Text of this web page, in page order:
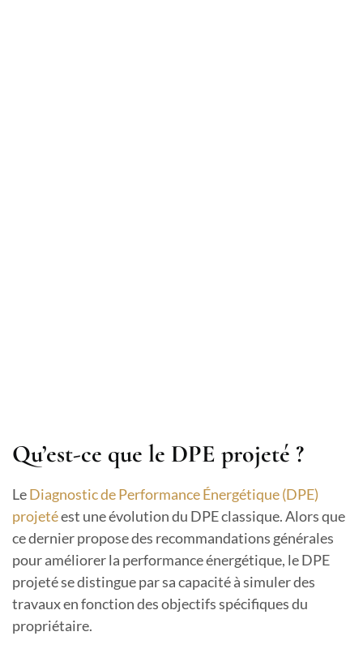
Qu’est-ce que le DPE projeté ?
LeDiagnostic de Performance Énergétique (DPE)
projetéest une évolution du DPE classique. Alors que
ce dernier propose des recommandations générales
pour améliorer la performance énergétique, le DPE
projeté se distingue par sa capacité à simuler des
travaux en fonction des objectifs spécifiques du
propriétaire.